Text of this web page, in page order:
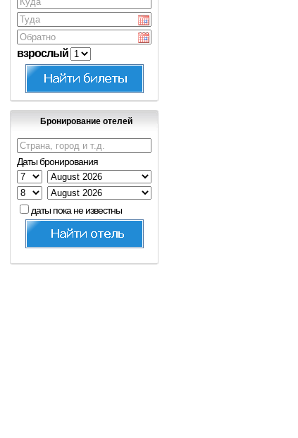
взрослый
Бронирование отелей
Даты бронирования
даты пока не известны